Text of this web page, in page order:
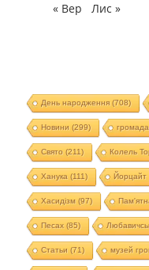
« Вер
Лис »
День народження(708)
Новини (299) громада
Свято (211) Колель
Ханука (111) Йорцайт
Хасидізм (97)
Песах(85)
Статьи (71) музей